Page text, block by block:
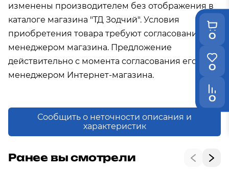
0
0
0
изменены производителем без отображения в
каталоге магазина "ТД Зодчий". Условия
приобретения товара требуют согласования с
менеджером магазина. Предложение
действительно с момента согласования его с
менеджером Интернет-магазина.
Сообщить о неточности описания и
характеристик
Ранее вы смотрели